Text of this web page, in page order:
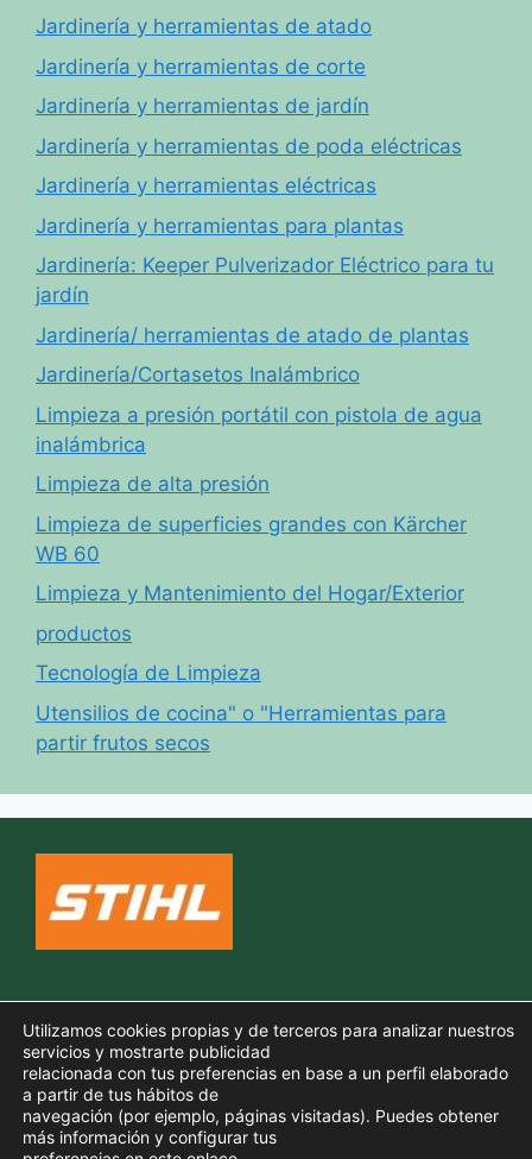
Jardinería y herramientas de atado
Jardinería y herramientas de corte
Jardinería y herramientas de jardín
Jardinería y herramientas de poda eléctricas
Jardinería y herramientas eléctricas
Jardinería y herramientas para plantas
Jardinería: Keeper Pulverizador Eléctrico para tu
jardín
Jardinería/ herramientas de atado de plantas
Jardinería/Cortasetos Inalámbrico
Limpieza a presión portátil con pistola de agua
inalámbrica
Limpieza de alta presión
Limpieza de superficies grandes con Kärcher
WB 60
Limpieza y Mantenimiento del Hogar/Exterior
productos
Tecnología de Limpieza
Utensilios de cocina" o "Herramientas para
partir frutos secos
Aviso legal
Política de privacidad
Utilizamos cookies propias y de terceros para analizar nuestros
servicios y mostrarte publicidad
relacionada con tus preferencias en base a un perfil elaborado
a partir de tus hábitos de
navegación (por ejemplo, páginas visitadas). Puedes obtener
más información y configurar tus